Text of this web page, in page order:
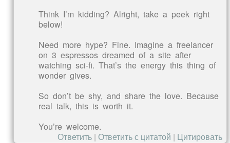
Think I’m kidding? Alright, take a peek right
below!
Need more hype? Fine. Imagine a freelancer
on 3 espressos dreamed of a site after
watching sci-fi. That’s the energy this thing of
wonder gives.
So don’t be shy, and share the love. Because
real talk, this is worth it.
You’re welcome.
Ответить | Ответить с цитатой | Цитировать